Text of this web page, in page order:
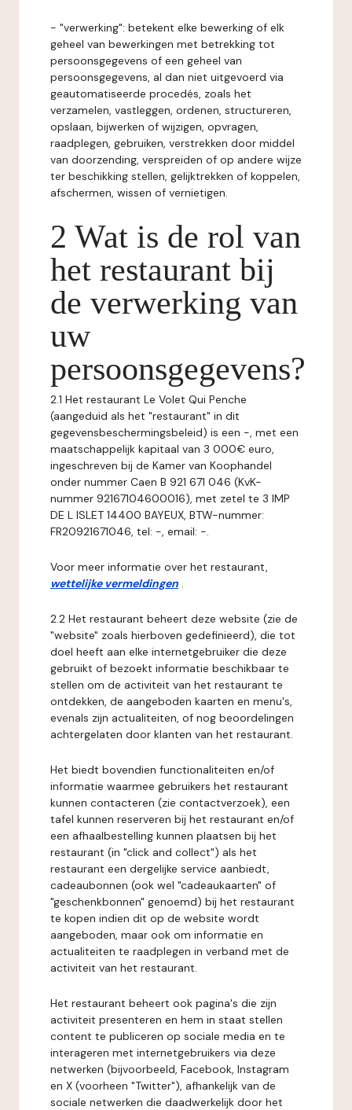
- "verwerking": betekent elke bewerking of elk
geheel van bewerkingen met betrekking tot
persoonsgegevens of een geheel van
persoonsgegevens, al dan niet uitgevoerd via
geautomatiseerde procedés, zoals het
verzamelen, vastleggen, ordenen, structureren,
opslaan, bijwerken of wijzigen, opvragen,
raadplegen, gebruiken, verstrekken door middel
van doorzending, verspreiden of op andere wijze
ter beschikking stellen, gelijktrekken of koppelen,
afschermen, wissen of vernietigen.
2 Wat is de rol van
het restaurant bij
de verwerking van
uw
persoonsgegevens?
2.1 Het restaurant Le Volet Qui Penche
(aangeduid als het "restaurant" in dit
gegevensbeschermingsbeleid) is een -, met een
maatschappelijk kapitaal van 3 000€ euro,
ingeschreven bij de Kamer van Koophandel
onder nummer Caen B 921 671 046 (KvK-
nummer 92167104600016), met zetel te 3 IMP
DE L ISLET 14400 BAYEUX, BTW-nummer:
FR20921671046, tel: -, email: -.
Voor meer informatie over het restaurant,
wettelijke vermeldingen .
2.2 Het restaurant beheert deze website (zie de
"website" zoals hierboven gedefinieerd), die tot
doel heeft aan elke internetgebruiker die deze
gebruikt of bezoekt informatie beschikbaar te
stellen om de activiteit van het restaurant te
ontdekken, de aangeboden kaarten en menu's,
evenals zijn actualiteiten, of nog beoordelingen
achtergelaten door klanten van het restaurant.
Het biedt bovendien functionaliteiten en/of
informatie waarmee gebruikers het restaurant
kunnen contacteren (zie contactverzoek), een
tafel kunnen reserveren bij het restaurant en/of
een afhaalbestelling kunnen plaatsen bij het
restaurant (in "click and collect") als het
restaurant een dergelijke service aanbiedt,
cadeaubonnen (ook wel "cadeaukaarten" of
"geschenkbonnen" genoemd) bij het restaurant
te kopen indien dit op de website wordt
aangeboden, maar ook om informatie en
actualiteiten te raadplegen in verband met de
activiteit van het restaurant.
Het restaurant beheert ook pagina's die zijn
activiteit presenteren en hem in staat stellen
content te publiceren op sociale media en te
interageren met internetgebruikers via deze
netwerken (bijvoorbeeld, Facebook, Instagram
en X (voorheen "Twitter"), afhankelijk van de
sociale netwerken die daadwerkelijk door het